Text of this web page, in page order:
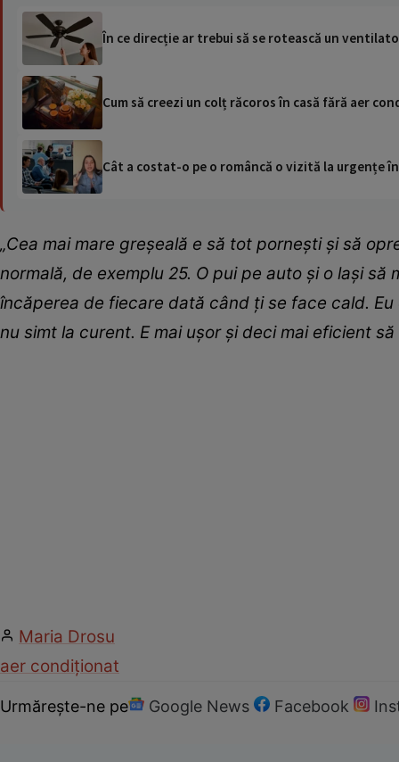
În ce direcție ar trebui să se rotească un
Cum să creezi un colț răcoros în casă fără aer
Cât a costat-o pe o româncă o vizită la urgențe
„Cea mai mare greșeală e să tot pornești și să
normală, de exemplu 25. O pui pe auto și o lași
încăperea de fiecare dată când ți se face cald.
nu simt la curent. E mai ușor și deci mai eficient
Maria Drosu
aer condiționat
Urmărește-ne pe Google News Facebook